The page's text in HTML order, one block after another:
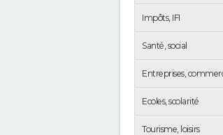
Impôts, IFI
Santé, social
Entreprises,
Ecoles, scolarité
Tourisme, loisirs